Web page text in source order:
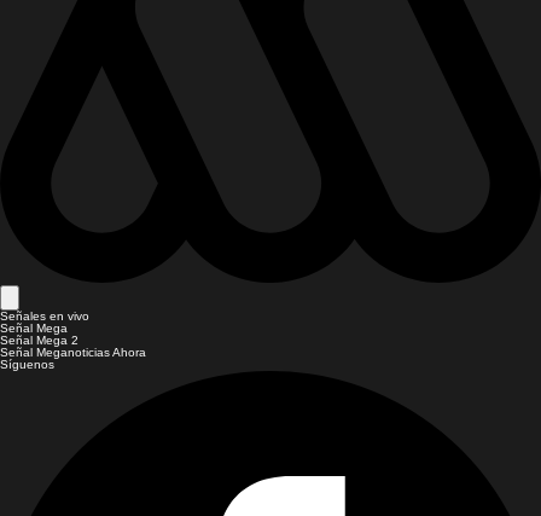
Señales en vivo
Señal Mega
Señal Mega 2
Señal Meganoticias Ahora
Síguenos